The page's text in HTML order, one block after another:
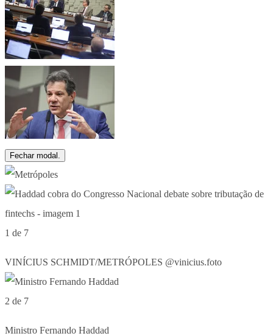
Fechar modal.
1 de 7
VINÍCIUS SCHMIDT/METRÓPOLES @vinicius.foto
2 de 7
Ministro Fernando Haddad